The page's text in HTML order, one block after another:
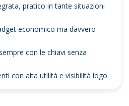
pratico in tante situazioni
economico ma davvero
con le chiavi senza
con alta utilità e visibilità logo